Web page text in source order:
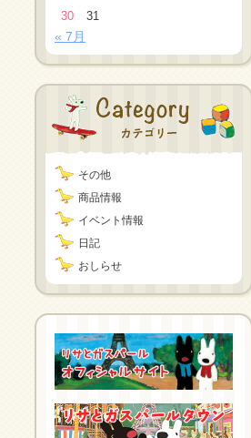
30
31
« 7月
その他
商品情報
イベント情報
日記
おしらせ